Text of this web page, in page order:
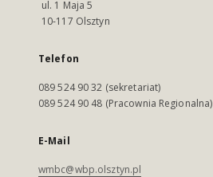
ul. 1 Maja 5
10-117 Olsztyn
Telefon
089 524 90 32 (sekretariat)
089 524 90 48 (Pracownia Regionalna)
E-Mail
wmbc@wbp.olsztyn.pl